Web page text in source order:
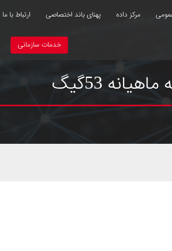
مرکز داده پهنای باند اختصاصی ارتباط با ما
خدمات سازمانی